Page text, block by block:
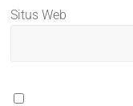
Situs Web